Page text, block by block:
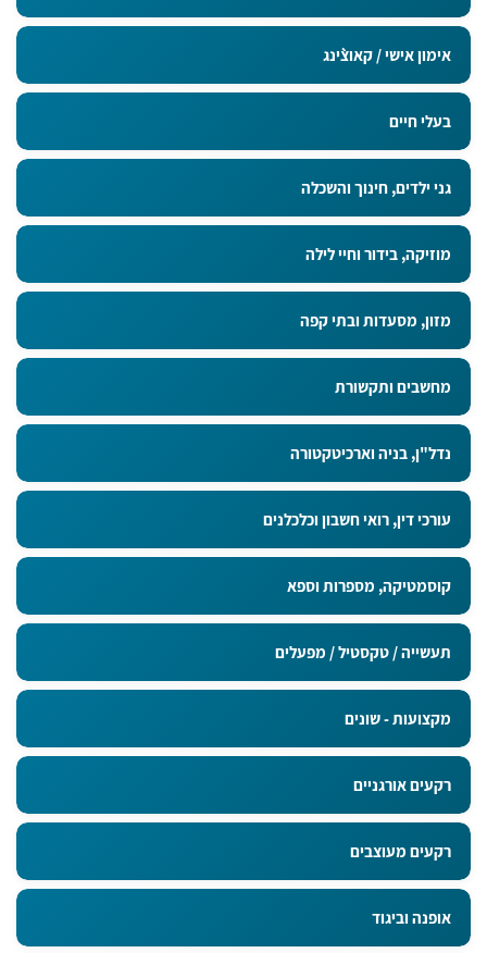
אימון אישי / קאוצ`ינג
בעלי חיים
גני ילדים, חינוך והשכלה
מוזיקה, בידור וחיי לילה
מזון, מסעדות ובתי קפה
מחשבים ותקשורת
נדל"ן, בניה וארכיטקטורה
עורכי דין, רואי חשבון וכלכלנים
קוסמטיקה, מספרות וספא
תעשייה / טקסטיל / מפעלים
מקצועות - שונים
רקעים אורגניים
רקעים מעוצבים
אופנה וביגוד